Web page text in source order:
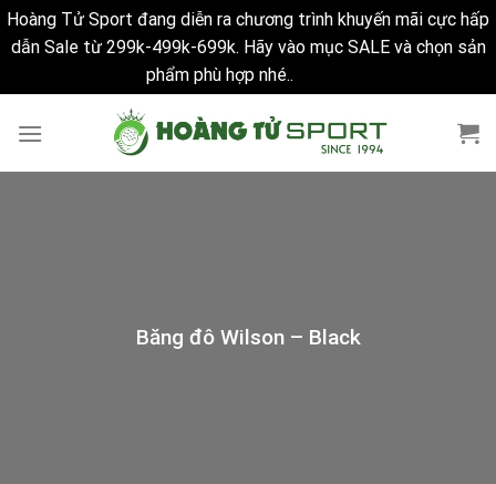
Hoàng Tử Sport đang diễn ra chương trình khuyến mãi cực hấp
dẫn Sale từ 299k-499k-699k. Hãy vào mục SALE và chọn sản
phẩm phù hợp nhé..
Băng đô Wilson – Black